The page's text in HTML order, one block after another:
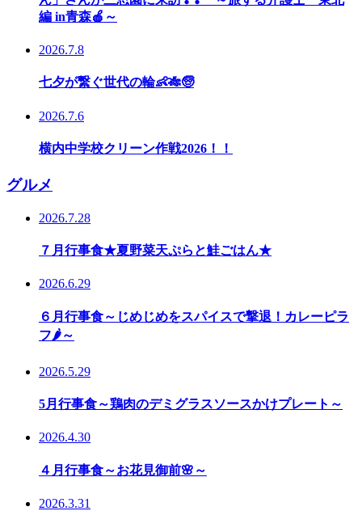
編 in青森🍎～
2026.7.8
七夕が繋ぐ世代の輪👶🎋🧓
2026.7.6
横内中学校クリーン作戦2026！！
グルメ
2026.7.28
７月行事食★夏野菜天ぷらと鮭ごはん★
2026.6.29
６月行事食～じめじめをスパイスで撃退！カレーピラ
フ🌶～
2026.5.29
5月行事食～鶏肉のデミグラスソースかけプレート～
2026.4.30
４月行事食～お花見御前🌸～
2026.3.31